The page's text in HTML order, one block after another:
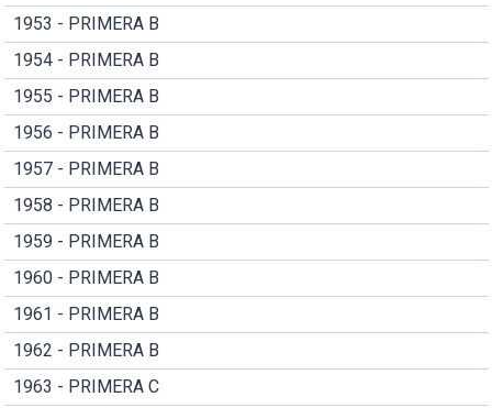
1953 - PRIMERA B
1954 - PRIMERA B
1955 - PRIMERA B
1956 - PRIMERA B
1957 - PRIMERA B
1958 - PRIMERA B
1959 - PRIMERA B
1960 - PRIMERA B
1961 - PRIMERA B
1962 - PRIMERA B
1963 - PRIMERA C